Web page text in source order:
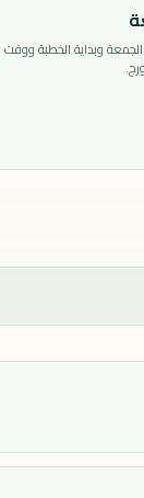
وبداية الخطبة ووقت